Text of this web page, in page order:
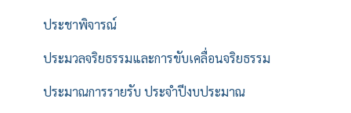
ประชาพิจารณ์
ประมวลจริยธรรมและการขับเคลื่อนจริยธรรม
ประมาณการรายรับ ประจำปีงบประมาณ